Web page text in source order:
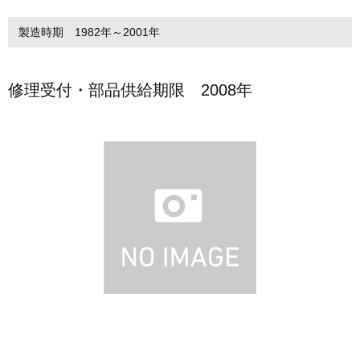
製造時期 1982年～2001年
修理受付・部品供給期限 2008年